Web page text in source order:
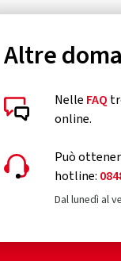
Altre
Nelle FAQ
online.
Può
hotline:
Dal lunedì al